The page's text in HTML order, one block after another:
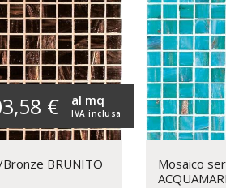
€ IVA inclusa
al mq
BRUNITO
Mosaico